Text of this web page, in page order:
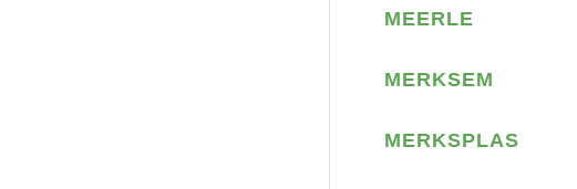
MEERLE
MERKSEM
MERKSPLAS